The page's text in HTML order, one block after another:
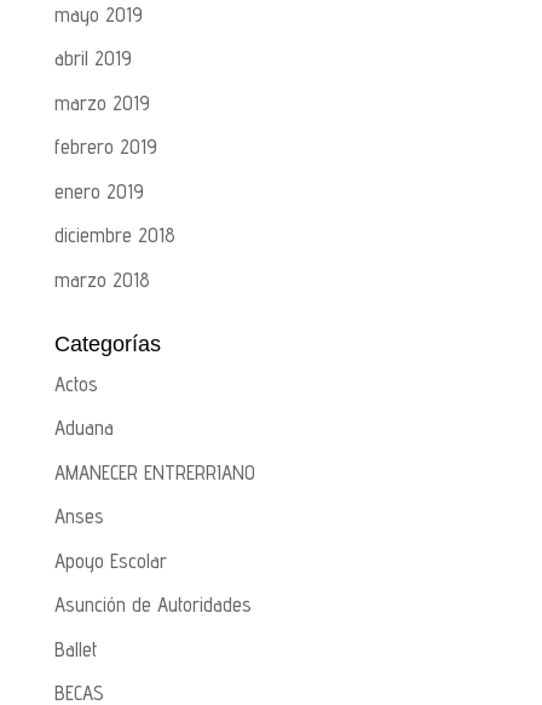
mayo 2019
abril 2019
marzo 2019
febrero 2019
enero 2019
diciembre 2018
marzo 2018
Categorías
Actos
Aduana
AMANECER ENTRERRIANO
Anses
Apoyo Escolar
Asunción de Autoridades
Ballet
BECAS